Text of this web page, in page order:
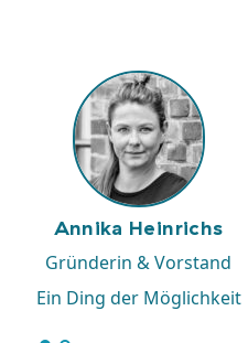
Annika Heinrichs
Gründerin & Vorstand
Ein Ding der Möglichkeit